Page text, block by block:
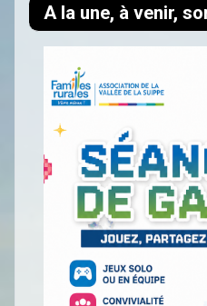
A la une, à venir,